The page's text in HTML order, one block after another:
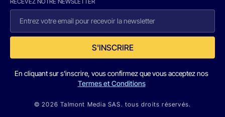
S'INSCRIRE
En cliquant sur s'inscrire, vous confirmez que vous acceptez nos
Termes et Conditions
© 2026 Talmont Media SAS. tous droits réservés.